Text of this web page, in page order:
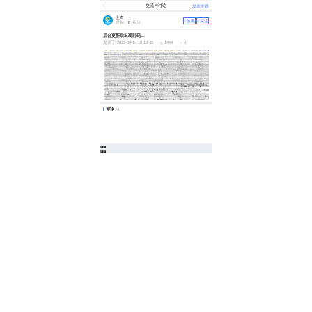
交流与讨论 发表主题
全奇
发帖：8 积分： +收藏 +关注
后台更新后出现乱码，php7.4 扩展已添加
发表于 2023-04-14 18:18:45
1464 4
评论 (4)